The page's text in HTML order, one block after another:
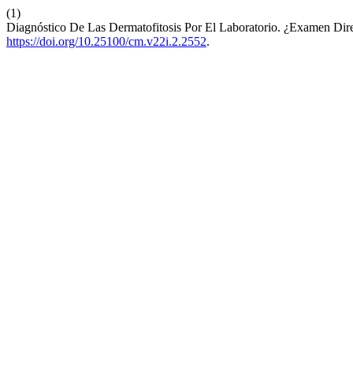
(1)
Diagnóstico De Las Dermatofitosis Por El Laboratorio. ¿Examen
https://doi.org/10.25100/cm.v22i.2.2552.